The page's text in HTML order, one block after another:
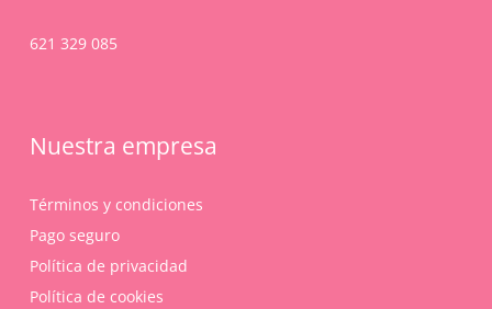
621 329 085
Nuestra empresa
Términos y condiciones
Pago seguro
Política de privacidad
Política de cookies